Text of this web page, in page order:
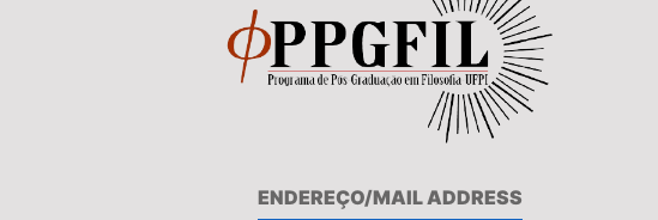
ENDEREÇO/MAIL ADDRESS